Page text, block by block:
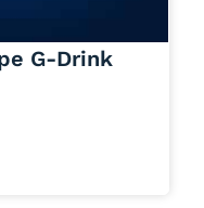
G-Drink